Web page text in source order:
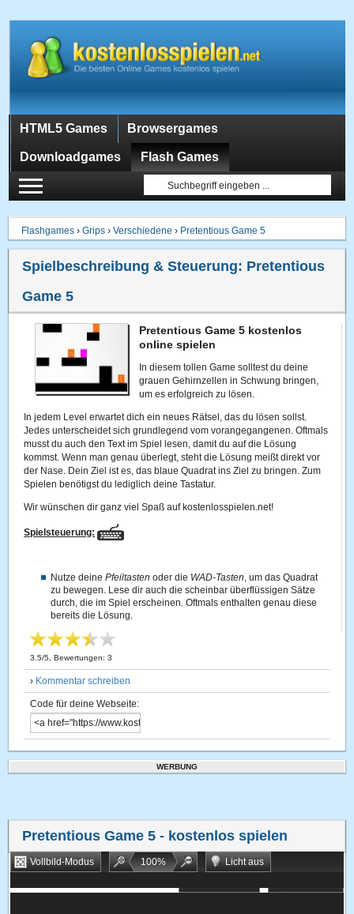
HTML5 Games Browsergames
Downloadgames Flash Games
Flashgames ›Grips ›Verschiedene › Pretentious Game 5
Spielbeschreibung & Steuerung: Pretentious
Game 5
Pretentious Game 5 kostenlos
online spielen
In diesem tollen Game solltest du deine
grauen Gehirnzellen in Schwung bringen,
um es erfolgreich zu lösen.
In jedem Level erwartet dich ein neues Rätsel, das du lösen sollst.
Jedes unterscheidet sich grundlegend vom vorangegangenen. Oftmals
musst du auch den Text im Spiel lesen, damit du auf die Lösung
kommst. Wenn man genau überlegt, steht die Lösung meißt direkt vor
der Nase. Dein Ziel ist es, das blaue Quadrat ins Ziel zu bringen. Zum
Spielen benötigst du lediglich deine Tastatur.
Wir wünschen dir ganz viel Spaß auf kostenlosspielen.net!
Spielsteuerung:
Nutze deinePfeiltasten oder die WAD-Tasten, um das Quadrat
zu bewegen. Lese dir auch die scheinbar überflüssigen Sätze
durch, die im Spiel erscheinen. Oftmals enthalten genau diese
bereits die Lösung.
3.5/5 , Bewertungen:3
› Kommentar schreiben
Code für deine Webseite:
WERBUNG
Pretentious Game 5 - kostenlos spielen
Vollbild-Modus 100%
Licht aus